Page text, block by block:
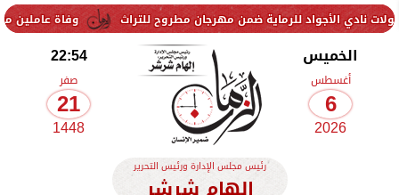
وفاة عاملين متأثرين للرماية ضمن مهرجان مطروح للتراث
الخميس
أغسطس
6
2026
22:54
صفر
21
1448
رئيس مجلس الإدارة ورئيس التحرير